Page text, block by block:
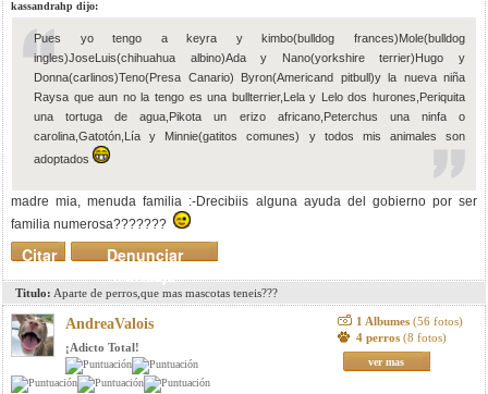
kassandrahp dijo:
Pues yo tengo a keyra y kimbo(bulldog frances)Mole(bulldog
ingles)JoseLuis(chihuahua albino)Ada y Nano(yorkshire terrier)Hugo y
Donna(carlinos)Teno(Presa Canario) Byron(Americand pitbull)y la nueva niña
Raysa que aun no la tengo es una bullterrier,Lela y Lelo dos hurones,Periquita
una tortuga de agua,Pikota un erizo africano,Peterchus una ninfa o
carolina,Gatotón,Lía y Minnie(gatitos comunes) y todos mis animales son
adoptados
madre mia, menuda familia :-Drecibiis alguna ayuda del gobierno por ser
familia numerosa???????
Denunciar
mensaje
Citar
Titulo: Aparte de perros,que mas mascotas teneis???
AndreaValois
¡Adicto Total!
1 Albumes (56 fotos)
4 perros (8 fotos)
ver mas